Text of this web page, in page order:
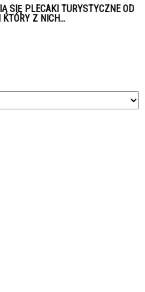
SIĘ PLECAKI TURYSTYCZNE OD
Z NICH...